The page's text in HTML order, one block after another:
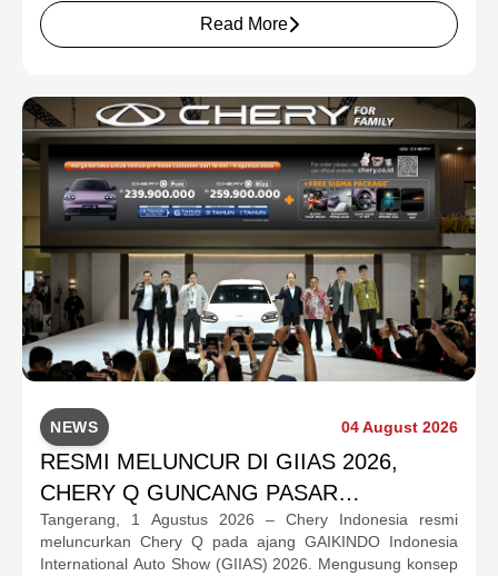
rumah yang hangat dan inklusif, Chery menghadirkan
pengalaman menyeluruh bagi keluarga Indonesia melalui
program apresiasi untuk konsumen.
Read More
NEWS 04 August 2026
RESMI MELUNCUR DI GIIAS 2026,
CHERY Q GUNCANG PASAR
OTOMOTIF MELALUI HARGA SPESIAL
MULAI RP239,9 JUTA
Tangerang, 1 Agustus 2026 – Chery Indonesia resmi
meluncurkan Chery Q pada ajang GAIKINDO Indonesia
International Auto Show (GIIAS) 2026. Mengusung konsep